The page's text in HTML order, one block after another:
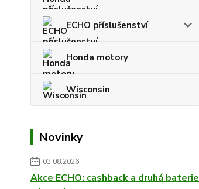
ECHO příslušenství
Honda motory
Wisconsin
Novinky
03.08.2026
Akce ECHO: cashback a druhá baterie